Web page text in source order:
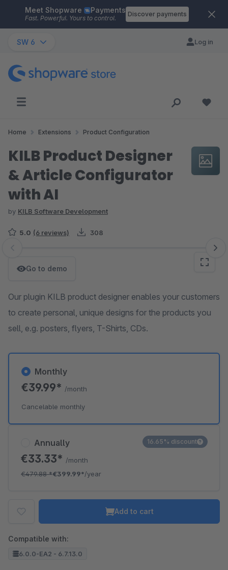
Skip to main content
Meet Shopware Payments
Fast. Powerful. Yours to control.
Discover payments
SW 6 Log in
Home Extensions Product Configuration
KILB Product Designer
& Article Configurator
with AI
by KILB Software Development
5.0 (6 reviews) 308
Skip image gallery
Go to demo
Our plugin KILB product designer enables your customers
to create personal, unique designs for the products you
sell, e.g. posters, flyers, T-Shirts, CDs.
Annually
€33.33* /month
€479.88*€399.99*/year
16.65% discount
Monthly
€39.99* /month
Cancelable monthly
Add to cart
Compatible with:
6.0.0-EA2 - 6.7.13.0